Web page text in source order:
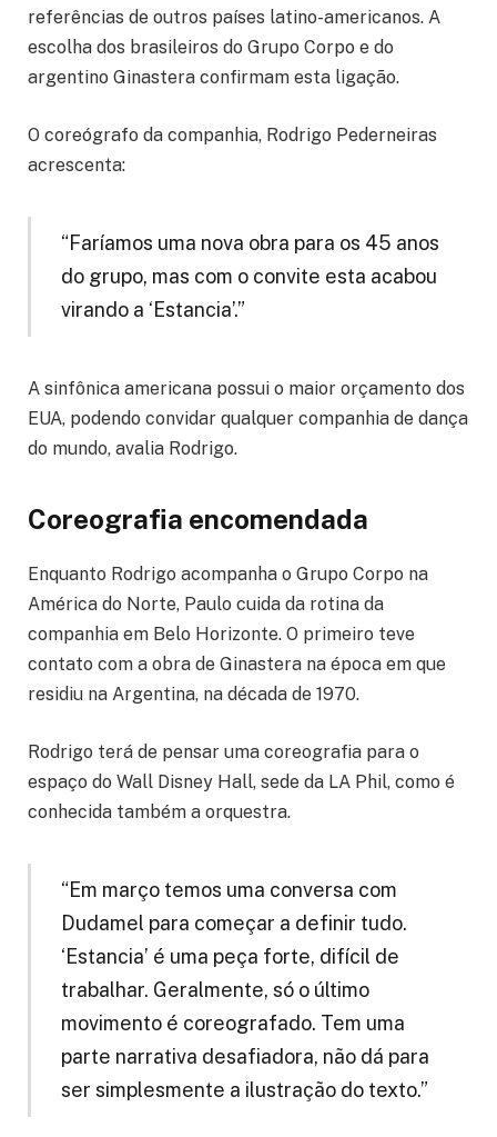
referências de outros países latino-americanos. A
escolha dos brasileiros do Grupo Corpo e do
argentino Ginastera confirmam esta ligação.
O coreógrafo da companhia, Rodrigo Pederneiras
acrescenta:
“Faríamos uma nova obra para os 45 anos
do grupo, mas com o convite esta acabou
virando a ‘Estancia’.”
A sinfônica americana possui o maior orçamento dos
EUA, podendo convidar qualquer companhia de dança
do mundo, avalia Rodrigo.
Coreografia encomendada
Enquanto Rodrigo acompanha o Grupo Corpo na
América do Norte, Paulo cuida da rotina da
companhia em Belo Horizonte. O primeiro teve
contato com a obra de Ginastera na época em que
residiu na Argentina, na década de 1970.
Rodrigo terá de pensar uma coreografia para o
espaço do Wall Disney Hall, sede da LA Phil, como é
conhecida também a orquestra.
“Em março temos uma conversa com
Dudamel para começar a definir tudo.
‘Estancia’ é uma peça forte, difícil de
trabalhar. Geralmente, só o último
movimento é coreografado. Tem uma
parte narrativa desafiadora, não dá para
ser simplesmente a ilustração do texto.”